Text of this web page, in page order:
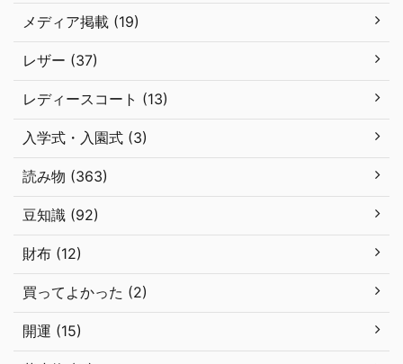
メディア掲載 (19)
レザー (37)
レディースコート (13)
入学式・入園式 (3)
読み物 (363)
豆知識 (92)
財布 (12)
買ってよかった (2)
開運 (15)